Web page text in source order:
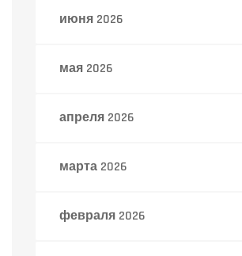
июня 2026
мая 2026
апреля 2026
марта 2026
февраля 2026